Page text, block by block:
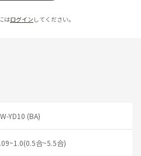
はログイン してください。
YD10 (BA)
合~5.5合)